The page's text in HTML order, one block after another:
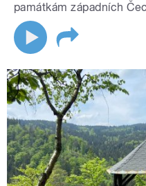
památkám západních